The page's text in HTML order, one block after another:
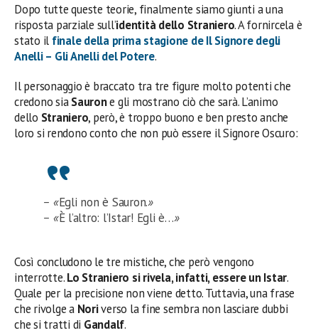
Dopo tutte queste teorie, finalmente siamo giunti a una
risposta parziale sull’identità dello Straniero. A fornircela è
stato il finale della prima stagione de Il Signore degli
Anelli – Gli Anelli del Potere.
Il personaggio è braccato tra tre figure molto potenti che
credono siaSaurone gli mostrano ciò che sarà. L’animo
dello Straniero, però, è troppo buono e ben presto anche
loro si rendono conto che non può essere il Signore Oscuro:
– «Egli non è Sauron.»
– «È l’altro: l’Istar! Egli è…»
Così concludono le tre mistiche, che però vengono
interrotte.Lo Straniero si rivela, infatti, essere un Istar.
Quale per la precisione non viene detto. Tuttavia, una frase
che rivolge a Noriverso la fine sembra non lasciare dubbi
che si tratti di Gandalf.